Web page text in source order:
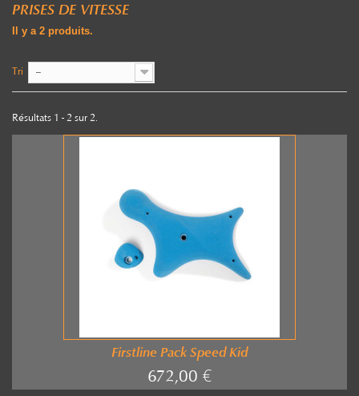
PRISES DE VITESSE
Il y a 2 produits.
Tri --
Résultats 1 - 2 sur 2.
Firstline Pack Speed Kid
672,00 €